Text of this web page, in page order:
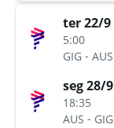
ter 22/9
5:00
GIG - AUS
seg 28/9
18:35
AUS - GIG